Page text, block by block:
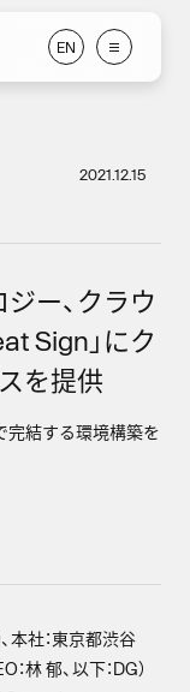
EN
EN
ー、クラウ
Sign」にク
を提供
完結する環境構築を
2021.12.15
本社：東京都渋谷
林 郁、以下：DG）